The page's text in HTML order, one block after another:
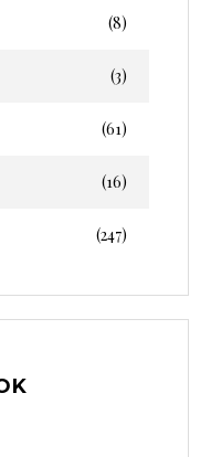
(8)
(3)
(61)
(16)
(247)